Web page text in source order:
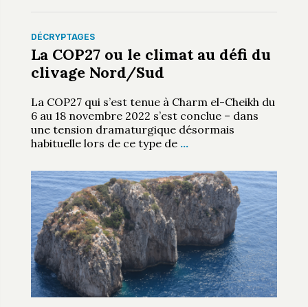
DÉCRYPTAGES
La COP27 ou le climat au défi du
clivage Nord/Sud
La COP27 qui s’est tenue à Charm el-Cheikh du
6 au 18 novembre 2022 s’est conclue – dans
une tension dramaturgique désormais
habituelle lors de ce type de …